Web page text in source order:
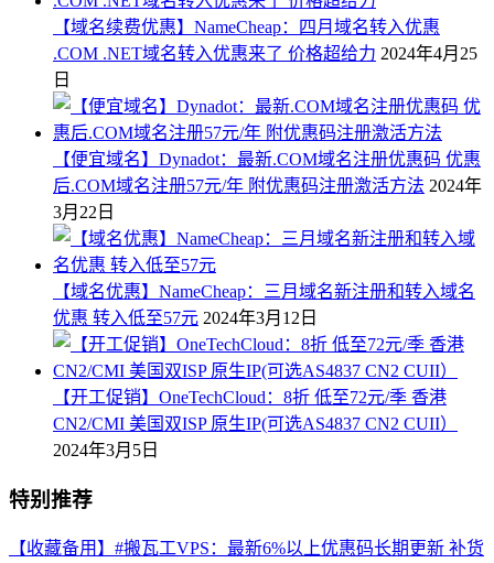
【域名续费优惠】NameCheap：四月域名转入优惠
.COM .NET域名转入优惠来了 价格超给力 2024年4月25
日
【便宜域名】Dynadot：最新.COM域名注册优惠码 优惠
后.COM域名注册57元/年 附优惠码注册激活方法 2024年
3月22日
【域名优惠】NameCheap：三月域名新注册和转入域名
优惠 转入低至57元 2024年3月12日
【开工促销】OneTechCloud：8折 低至72元/季 香港
CN2/CMI 美国双ISP 原生IP(可选AS4837 CN2 CUII）
2024年3月5日
特别推荐
【收藏备用】#搬瓦工VPS：最新6%以上优惠码长期更新 补货